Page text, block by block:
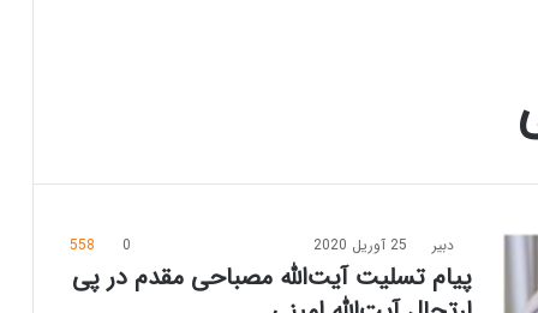
دبیر 25 آوریل 2020 0
558
پیام تسلیت آیت‌الله مصباحی مقدم در پی